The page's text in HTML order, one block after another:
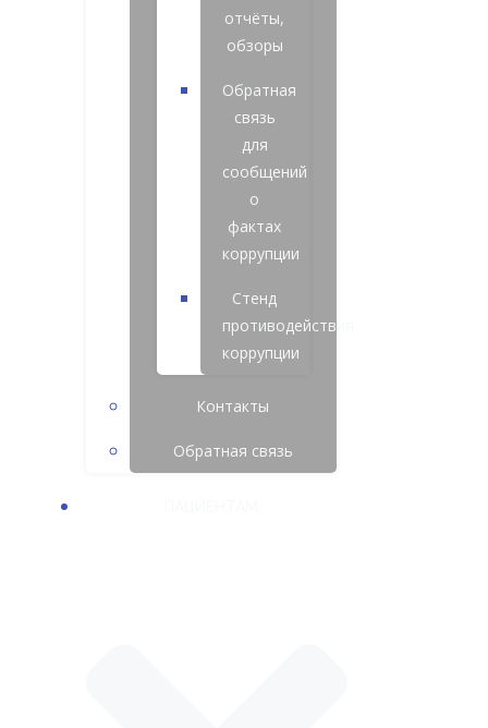
отчёты,
обзоры
Обратная
связь
для
сообщений
о
фактах
коррупции
Стенд
противодействия
коррупции
Контакты
Обратная связь